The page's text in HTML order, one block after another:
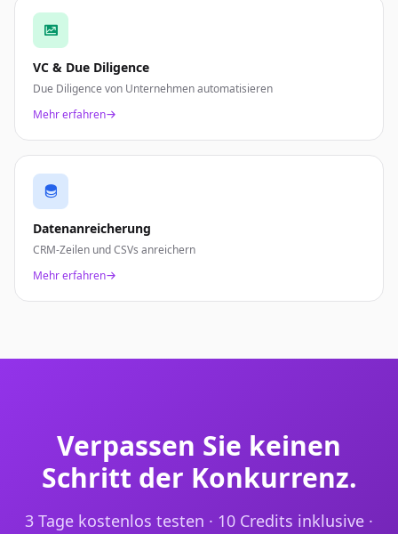
VC & Due Diligence
Due Diligence von Unternehmen automatisieren
Mehr erfahren
Datenanreicherung
CRM-Zeilen und CSVs anreichern
Mehr erfahren
Verpassen Sie keinen
Schritt der Konkurrenz.
3 Tage kostenlos testen · 10 Credits inklusive ·